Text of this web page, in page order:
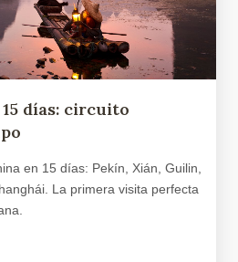
días: circuito
en 15 días: Pekín, Xián, Guilin,
La primera visita perfecta